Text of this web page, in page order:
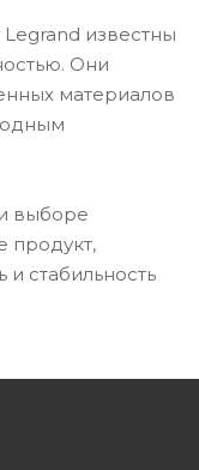
известны
Они
материалов
выборе
продукт,
и стабильность